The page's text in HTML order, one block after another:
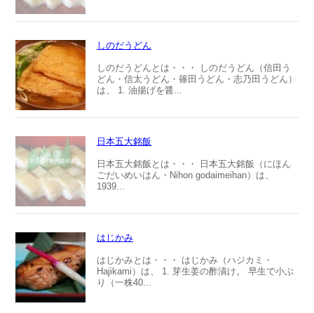
しのだうどん
しのだうどんとは・・・ しのだうどん（信田う
どん・信太うどん・篠田うどん・志乃田うどん）
は、 1. 油揚げを醤...
日本五大銘飯
日本五大銘飯とは・・・ 日本五大銘飯（にほん
ごだいめいはん・Nihon godaimeihan）は、
1939...
はじかみ
はじかみとは・・・ はじかみ（ハジカミ・
Hajikami）は、 1. 芽生姜の酢漬け。 早生で小ぶ
り（一株40...